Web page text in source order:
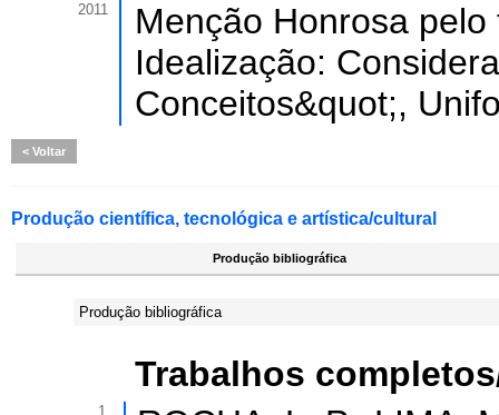
2011
Menção Honrosa
Idealização:
Conceitos&quot;,
Voltar
Produção científica, tecnológica e artística/cultural
Produção bibliográfica
Produção bibliográfica
Trabalhos
1.